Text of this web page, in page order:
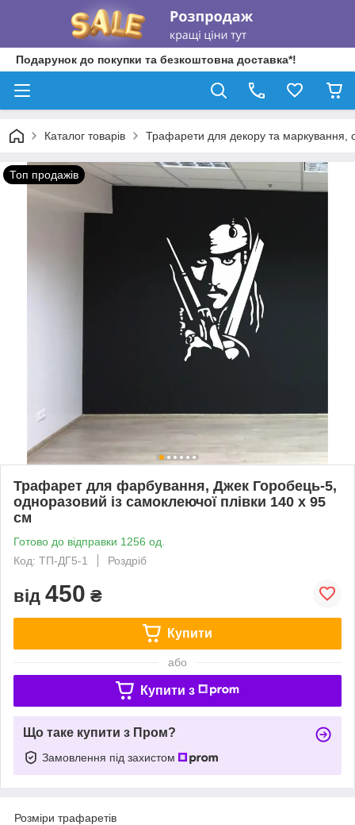
Подарунок до покупки та безкоштовна доставка*!
Каталог товарів Трафарети для декору та маркування,
Топ продажів
Трафарет для фарбування, Джек Горобець-5,
одноразовий із самоклеючої плівки 140 х 95
см
Готово до відправки 1256 од.
Код: ТП-ДГ5-1
Роздріб
від 450 ₴
Купити
або
Купити з
Що таке купити з Пром?
Замовлення під захистом
Розміри трафаретів